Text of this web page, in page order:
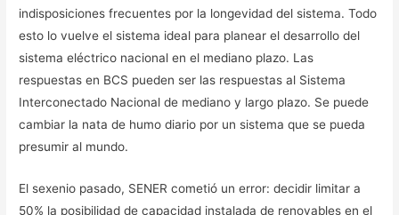
indisposiciones frecuentes por la longevidad del sistema. Todo
esto lo vuelve el sistema ideal para planear el desarrollo del
sistema eléctrico nacional en el mediano plazo. Las
respuestas en BCS pueden ser las respuestas al Sistema
Interconectado Nacional de mediano y largo plazo. Se puede
cambiar la nata de humo diario por un sistema que se pueda
presumir al mundo.
El sexenio pasado, SENER cometió un error: decidir limitar a
50% la posibilidad de capacidad instalada de renovables en el